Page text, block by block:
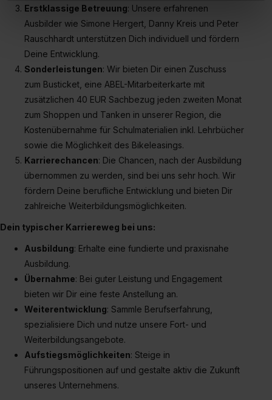
Verwendungszwecke (ausgenommen „Notwendig“) zu. .
In diesem Fall sowie bei der separaten Aktivierung von
„Social Media und Marketing“ bist du auch damit
Inhalte (z.B. Videos oder Posts) angezeigt und hierfür
erforderliche personenbezogene Daten an Social Media
Dienste, ggfs. mit Sitz in den USA, übermittelt werden.
Eine Erlaubnis hierfür kannst du auch später noch im
Einzelfall bei dem jeweiligen Inhalt erteilen. Willst du nur
bestimmte Verwendungszwecke zulassen, triff deine
Auswahl über die Checkboxen und klick auf „Auswahl
erlauben“. Die Einwilligung zur Platzierung von Cookies
der Kategorien „Präferenzen“, „Statistiken“ und „Social
Media und Marketing“ umfasst hierbei die Einwilligung
zur Übermittlung deiner Daten in die USA (Art. 49 Abs. 1
S. 1 lit. a) DS-GVO). Die USA verfügen über kein
II). Du kannst die von dir erteilte Einwilligung jederzeit mit
Wirkung für die Zukunft ganz oder teilweise über unsere
Datenschutzerklärung unter dem Punkt „Datenschutz-
Einstellungen“ widerrufen. Weitere Informationen zu den
einzelnen Cookies findest du durch Klick auf „Details
zeigen“. Weitere Informationen:Datenschutzerklärung
Impressum.
Erstklassige Betreuung: Unsere erfahrenen
Ausbilder wie Simone Hergert, Danny Kreis und Peter
Rauschhardt unterstützen Dich individuell und fördern
Deine Entwicklung.
Sonderleistungen: Wir bieten Dir einen Zuschuss
zum Busticket, eine ABEL-Mitarbeiterkarte mit
zusätzlichen 40 EUR Sachbezug jeden zweiten Monat
zum Shoppen und Tanken in unserer Region, die
Kostenübernahme für Schulmaterialien inkl. Lehrbücher
sowie die Möglichkeit des Bikeleasings.
Karrierechancen: Die Chancen, nach der Ausbildung
übernommen zu werden, sind bei uns sehr hoch. Wir
fördern Deine berufliche Entwicklung und bieten Dir
zahlreiche Weiterbildungsmöglichkeiten.
Dein typischer Karriereweg bei uns:
Ausbildung: Erhalte eine fundierte und praxisnahe
Ausbildung.
Übernahme: Bei guter Leistung und Engagement
bieten wir Dir eine feste Anstellung an.
Weiterentwicklung: Sammle Berufserfahrung,
spezialisiere Dich und nutze unsere Fort- und
Weiterbildungsangebote.
Aufstiegsmöglichkeiten: Steige in
Führungspositionen auf und gestalte aktiv die Zukunft
unseres Unternehmens.